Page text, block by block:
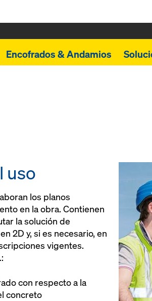
Encofrados & Andamios
uso
los planos
en la obra. Contienen
la solución de
2D y, si es necesario, en
vigentes.
con respecto a la
concreto